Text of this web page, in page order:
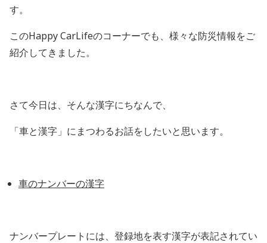
す。
このHappy CarLifeのコーナーでも、様々な防災情報をご
紹介してきました。
さて今日は、そんな漢字にちなんで、
「車と漢字」にまつわるお話をしたいと思います。
車のナンバーの漢字
ナンバープレートには、登録地を表す漢字が表記されてい